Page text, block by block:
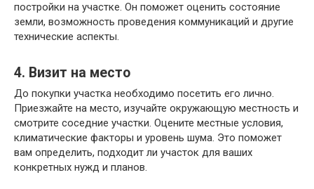
постройки на участке. Он поможет оценить состояние
земли, возможность проведения коммуникаций и другие
технические аспекты.
4. Визит на место
До покупки участка необходимо посетить его лично.
Приезжайте на место, изучайте окружающую местность и
смотрите соседние участки. Оцените местные условия,
климатические факторы и уровень шума. Это поможет
вам определить, подходит ли участок для ваших
конкретных нужд и планов.